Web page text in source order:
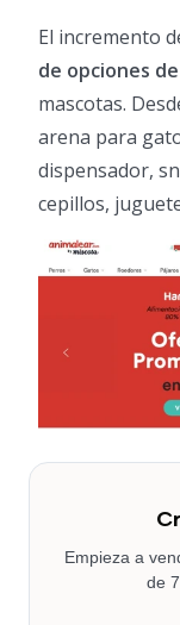
El incremento
de opciones
mascotas.
arena para
dispensador,
cepillos,
Empieza a
de